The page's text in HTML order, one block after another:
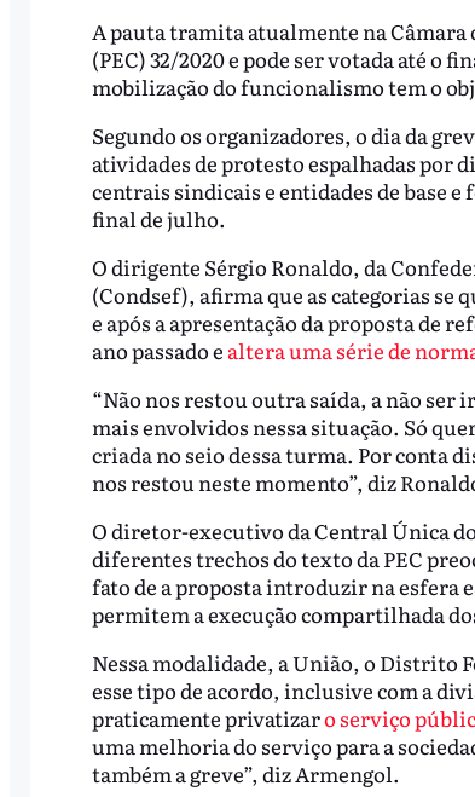
A pauta tramita atualmente na
(PEC) 32/2020 e pode ser votada até o
mobilização do funcionalismo tem o
Segundo os organizadores, o dia da
atividades de protesto espalhadas por
centrais sindicais e entidades de base
final de julho.
O dirigente Sérgio Ronaldo, da
(Condsef), afirma que as categorias se
e após a apresentação da proposta de
ano passado e altera uma série de
“Não nos restou outra saída, a não ser
mais envolvidos nessa situação. Só
criada no seio dessa turma. Por conta
nos restou neste momento”, diz
O diretor-executivo da Central Única
diferentes trechos do texto da PEC
fato de a proposta introduzir na esfera
permitem a execução compartilhada
Nessa modalidade, a União, o Distrito
esse tipo de acordo, inclusive com a
praticamente privatizaro serviço
uma melhoria do serviço para a
também a greve”, diz Armengol.